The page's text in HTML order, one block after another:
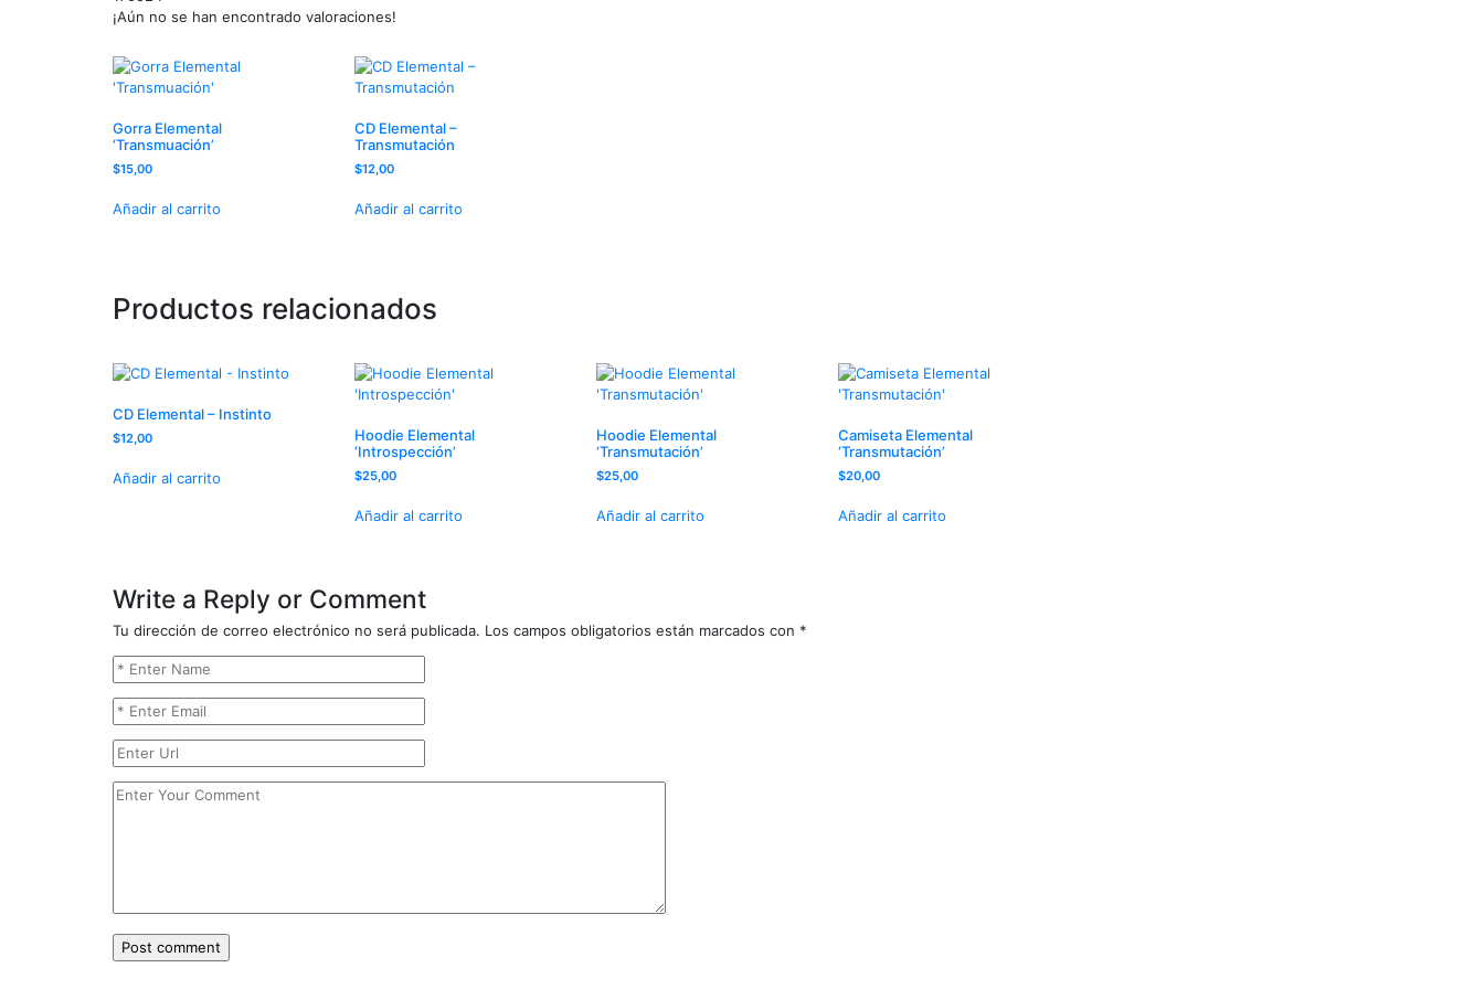
¡Aún no se han encontrado valoraciones!
Gorra Elemental
‘Transmuación’
$15,00
Añadir al carrito
CD Elemental –
Transmutación
$12,00
Añadir al carrito
Productos relacionados
CD Elemental – Instinto
$12,00
Añadir al carrito
Hoodie Elemental
‘Introspección’
$25,00
Añadir al carrito
Hoodie Elemental
‘Transmutación’
$25,00
Añadir al carrito
Camiseta Elemental
‘Transmutación’
$20,00
Añadir al carrito
Write a Reply or Comment
Tu dirección de correo electrónico no será publicada. Los campos obligatorios están marcados con *